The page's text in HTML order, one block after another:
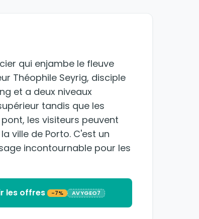
qui enjambe le fleuve
Théophile Seyrig, disciple
et a deux niveaux
tandis que les
les visiteurs peuvent
ville de Porto. C'est un
incontournable pour les
les offres -7% AVYGEO7